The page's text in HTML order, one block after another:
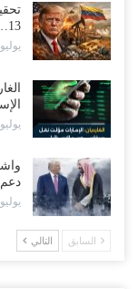
“حضرموت“| الانتقالي
وتلميحات إماراتية إلى
مع اختفاء وزيرة
تعصف بحكومة عدن..!
عقب محاولة انسحابه
مساعدي الحجوري..!
أغسطس 1, 2026
13…
يوليو 23, 2026
يوليو 19, 2026
يوليو 16, 2026
السابق التالي